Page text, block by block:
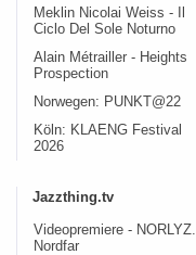
Meklin Nicolai Weiss - Il
Ciclo Del Sole Noturno
Alain Métrailler - Heights
Prospection
Norwegen: PUNKT@22
Köln: KLAENG Festival
2026
Jazzthing.tv
Videopremiere - NORLYZ.
Nordfar